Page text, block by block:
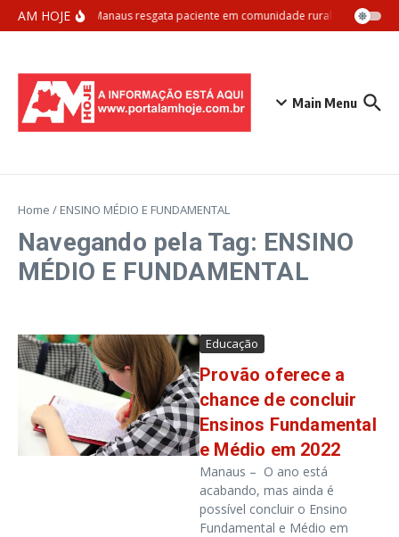
Ir para o conteúdo
AM HOJESamu Manaus resgata paciente em comunidade rural com apoio
Main Menu
Home / ENSINO MÉDIO E FUNDAMENTAL
Navegando pela Tag: ENSINO
MÉDIO E FUNDAMENTAL
Educação
Provão oferece a
chance de concluir
Ensinos Fundamental
e Médio em 2022
Manaus – O ano está
acabando, mas ainda é
possível concluir o Ensino
Fundamental e Médio em